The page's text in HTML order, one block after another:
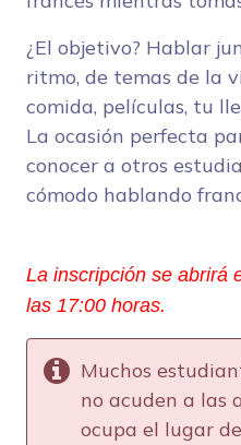
¿El objetivo? Hablar
ritmo, de temas de la
comida, películas, tu
La ocasión perfecta
conocer a otros
cómodo hablando
La inscripción se abrirá
las 17:00 horas.
Muchos
no acuden a las
ocupa el lugar